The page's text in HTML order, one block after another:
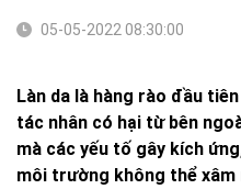
05-05-2022 08:30:00
Làn da là hàng rào đầu
tác nhân có hại từ bên
mà các yếu tố gây kích
môi trường không thể xâm